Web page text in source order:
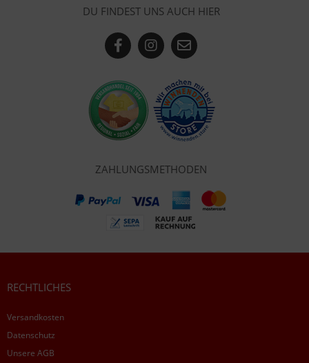
DU FINDEST UNS AUCH HIER
ZAHLUNGSMETHODEN
RECHTLICHES
Versandkosten
Datenschutz
Unsere AGB